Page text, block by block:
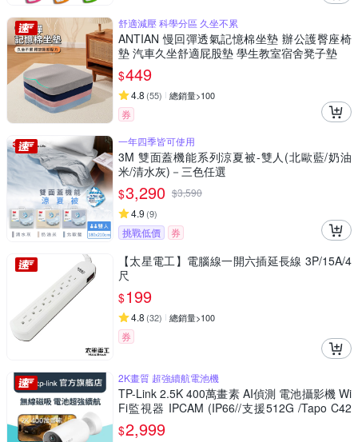
舒適減壓 科學分區 久坐不累
ANTIAN 慢回彈透氣記憶棉坐墊 辦公護臀座椅
墊 汽車久坐舒適屁股墊 學生教室宿舍凳子墊
$449
4.8 (55) 總銷量>100
券
一年四季皆可使用
3M 雙面蓋機能系列涼夏被-雙人(北歐藍/奶油
米/清水灰)－三色任選
$3,290 $3,590
4.9 (9)
挑戰低價 券
【太星電工】電腦線一開六插延長線 3P/15A/4
尺
$199
4.8 (32) 總銷量>100
券
2K畫質 超強續航電池機
TP-Link 2.5K 400萬畫素 AI偵測 電池攝影機 Wi
Fi監視器 IPCAM (IP66//支援512G /Tapo C42
5)
$2,999